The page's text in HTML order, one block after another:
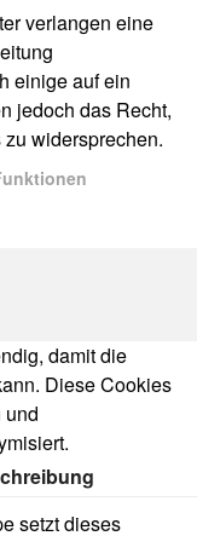
verlangen eine
einige auf ein
jedoch das Recht,
widersprechen.
damit die
Diese Cookies
und
setzt dieses